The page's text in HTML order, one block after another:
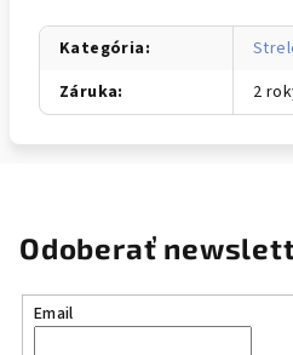
Kategória:
Záruka: 2
Odoberať
Email